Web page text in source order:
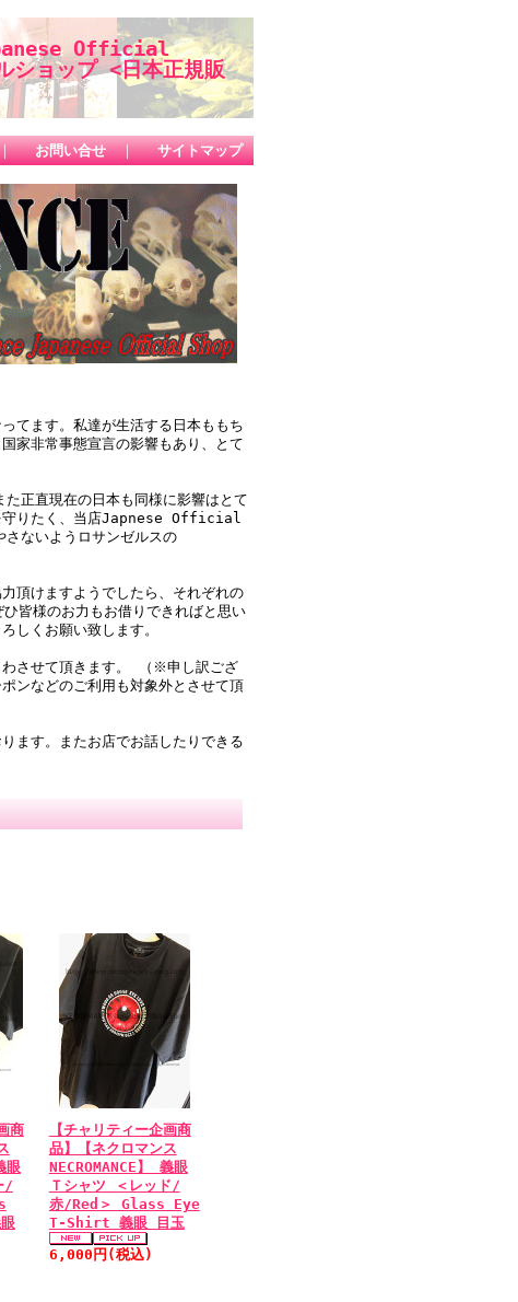
Official
ップ <日本正規販
お問い合せ ｜ サイトマップ
てます。私達が生活する日本ももち
家非常事態宣言の影響もあり、とて
正直現在の日本も同様に影響はとて
を守りたく、当店Japnese Official
さないようロサンゼルスの
頂けますようでしたら、それぞれの
ひ皆様のお力もお借りできればと思い
しくお願い致します。
わさせて頂きます。 （※申し訳ござ
ンなどのご利用も対象外とさせて頂
ます。またお店でお話したりできる
商
眼
/
【チャリティー企画商
品】【ネクロマンス
NECROMANCE】 義眼
Ｔシャツ ＜レッド/
赤/Red＞ Glass Eye
T-Shirt 義眼 目玉
6,000円(税込)